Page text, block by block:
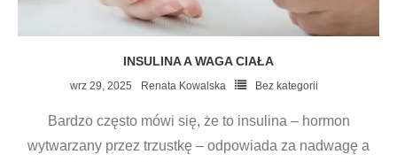
INSULINA A WAGA CIAŁA
wrz 29, 2025 Renata Kowalska Bez kategorii
Bardzo często mówi się, że to insulina – hormon
wytwarzany przez trzustkę – odpowiada za nadwagę a